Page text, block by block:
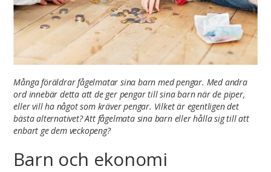
Många föräldrar fågelmatar sina barn med pengar. Med andra
ord innebär detta att de ger pengar till sina barn när de piper,
eller vill ha något som kräver pengar. Vilket är egentligen det
bästa alternativet? Att fågelmata sina barn eller hålla sig till att
enbart ge dem veckopeng?
Barn och ekonomi